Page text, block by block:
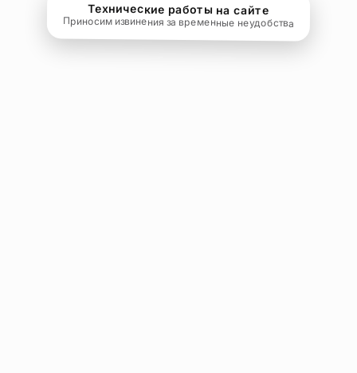
Технические работы на сайте
Приносим извинения за временные неудобства